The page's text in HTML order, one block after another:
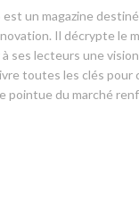
est un magazine
Il décrypte le
ses lecteurs une
toutes les clés
pointue du marché